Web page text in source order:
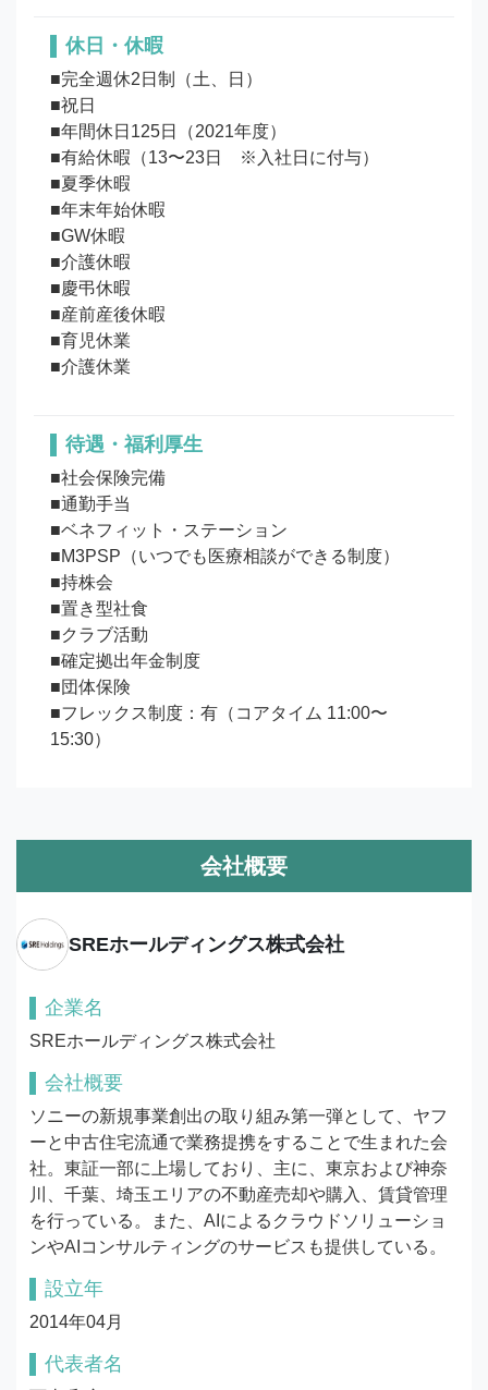
休日・休暇
■完全週休2日制（土、日）
■祝日
■年間休日125日（2021年度）
■有給休暇（13〜23日　※入社日に付与）
■夏季休暇
■年末年始休暇
■GW休暇
■介護休暇
■慶弔休暇
■産前産後休暇
■育児休業
待遇・福利厚生
■社会保険完備
■通勤手当
■ベネフィット・ステーション
■M3PSP（いつでも医療相談ができる制度）
■持株会
■置き型社食
■クラブ活動
■確定拠出年金制度
■団体保険
■フレックス制度：有（コアタイム 11:00〜
15:30）
会社概要
SREホールディングス株式会社
企業名
SREホールディングス株式会社
会社概要
ソニーの新規事業創出の取り組み第一弾として、ヤフ
ーと中古住宅流通で業務提携をすることで生まれた会
社。東証一部に上場しており、主に、東京および神奈
川、千葉、埼玉エリアの不動産売却や購入、賃貸管理
を行っている。また、AIによるクラウドソリューショ
ンやAIコンサルティングのサービスも提供している。
設立年
2014年04月
代表者名